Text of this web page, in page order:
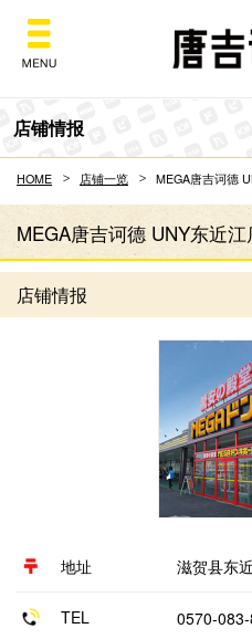
店铺情报
HOME 店铺一览 MEGA唐吉诃德
MEGA唐吉诃德 UNY东近江
店铺情报
地址 滋贺县东
TEL 0570-083-